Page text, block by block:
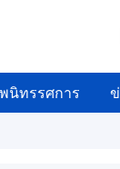
นิทรรศการ
ต
พ